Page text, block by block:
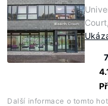
Další informace o tomto